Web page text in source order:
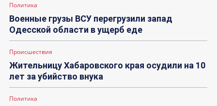
Политика
Военные грузы ВСУ перегрузили запад
Одесской области в ущерб еде
Происшествия
Жительницу Хабаровского края осудили на 10
лет за убийство внука
Политика